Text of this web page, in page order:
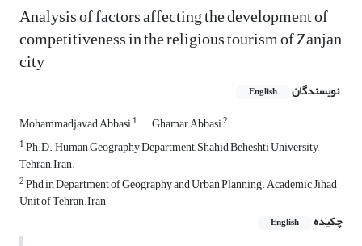
Analysis of factors affecting the development of
competitiveness in the religious tourism of Zanjan
city
نویسندگان English
Mohammadjavad Abbasi1 Ghamar Abbasi2
1Ph.D., Human Geography Department, Shahid Beheshti University,
Tehran, Iran.
2Phd in Department of Geography and Urban Planning. Academic Jihad
Unit of Tehran.Iran
چکیده
English